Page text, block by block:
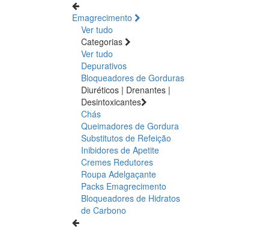
Emagrecimento
Ver tudo
Categorias
Ver tudo
Depurativos
Bloqueadores de Gorduras
Diuréticos | Drenantes |
Desintoxicantes
Chás
Queimadores de Gordura
Substitutos de Refeição
Inibidores de Apetite
Cremes Redutores
Roupa Adelgaçante
Packs Emagrecimento
Bloqueadores de Hidratos
de Carbono